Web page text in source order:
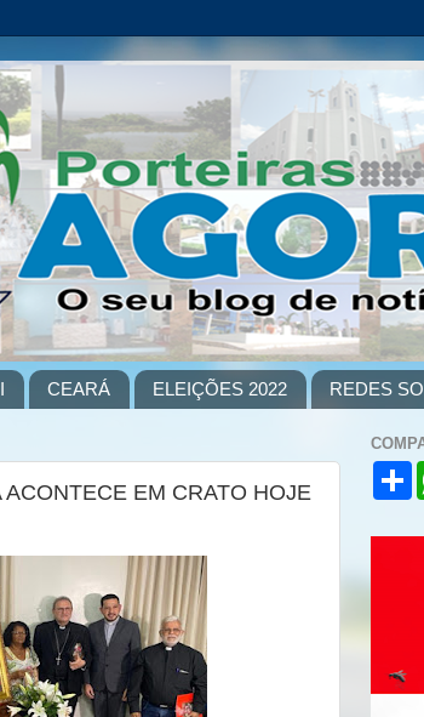
CEARÁ ELEIÇÕES 2022 REDES
EM CRATO HOJE
S